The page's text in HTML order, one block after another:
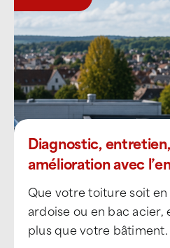
Diagnostic,
amélioration avec
toiture ATTILA Sens
Que votre toiture soit en
ardoise ou en bac
plus que votre bâtiment.